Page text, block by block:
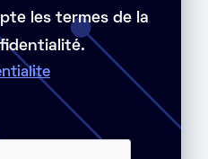
les termes de la